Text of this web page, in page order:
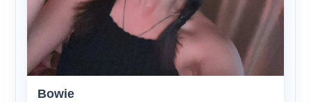
Bowie